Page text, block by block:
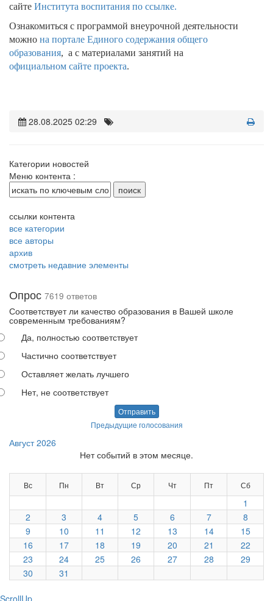
сайте Института воспитания по ссылке.
Ознакомиться с программой внеурочной деятельности
можно на портале Единого содержания общего
образования, а с материалами занятий на
официальном сайте проекта.
28.08.2025 02:29
Категории новостей
Меню контента :
ссылки контента
все категории
все авторы
архив
смотреть недавние элементы
Опрос 7619 ответов
Соответствует ли качество образования в Вашей школе
современным требованиям?
Да, полностью соответствует
Частично соответствует
Оставляет желать лучшего
Нет, не соответствует
Отправить
Предыдущие голосования
Август 2026
Нет событий в этом месяце.
Вс Пн Вт Ср Чт Пт Сб
1
2
3 4 5 6 7
8
9
10 11 12 13 14
15
16
17 18 19 20 21
22
23
24 25 26 27 28
29
30
31
ScrollUp